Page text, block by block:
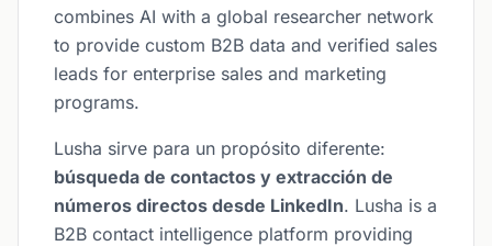
combines AI with a global researcher network
to provide custom B2B data and verified sales
leads for enterprise sales and marketing
programs.
Lusha sirve para un propósito diferente:
búsqueda de contactos y extracción de
números directos desde LinkedIn. Lusha is a
B2B contact intelligence platform providing